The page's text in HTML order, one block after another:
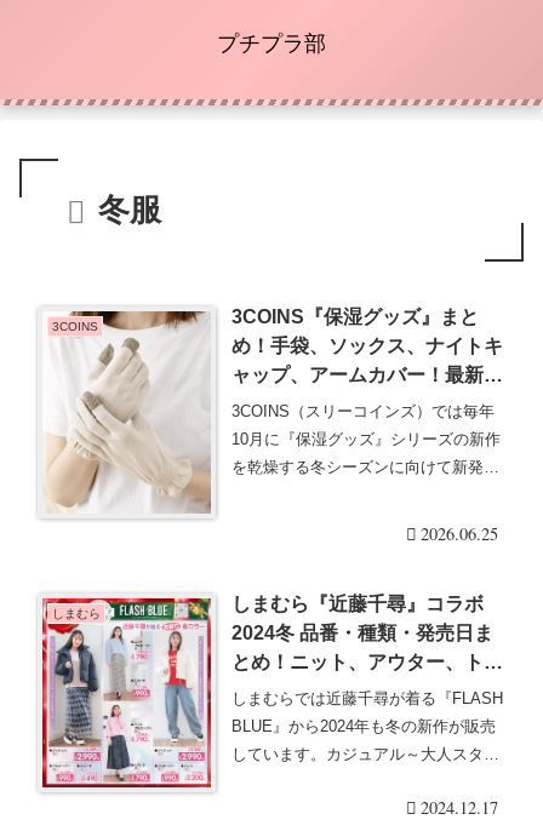
プチプラ部
冬服
3COINS
3COINS『保湿グッズ』まと
め！手袋、ソックス、ナイトキ
ャップ、アームカバー！最新は
シルク枕カバー、シルクナイト
キャップ、タオルフェイスマス
クが2025年10月頃より新発
3COINS（スリーコインズ）では毎年
10月に『保湿グッズ』シリーズの新作
を乾燥する冬シーズンに向けて新発売
2026.06.25
しまむら
しまむら『近藤千尋』コラボ
2024冬 品番・種類・発売日ま
とめ！ニット、アウター、トレ
ーナーなども！
しまむらでは近藤千尋が着る『FLASH
BLUE』から2024年も冬の新作が販売
しています。カジュアル～大人スタイ
2024.12.17